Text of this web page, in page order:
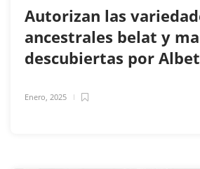
Autorizan las
ancestrales belat y
descubiertas por
Enero, 2025